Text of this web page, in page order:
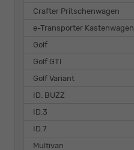
Crafter Pritschenwagen
e-Transporter Kastenwagen
Golf
Golf GTI
Golf Variant
ID. BUZZ
ID.3
ID.7
Multivan